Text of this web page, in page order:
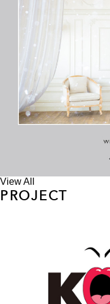
View All
PROJECT